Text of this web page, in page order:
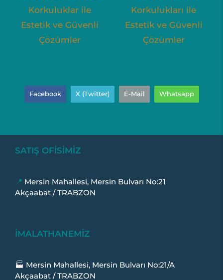
Korkuluklar ile
Estetik ve Güvenli
Çözümler
Korkulukları ile
Estetik ve Güvenli
Çözümler
Facebook X (Twitter) E-Mail Whatsapp
SATIŞ OFİSİMİZ
📍 Mersin Mahallesi, Mersin Bulvarı No:21
Akçaabat / TRABZON
İMALATHANEMİZ
🏭 Mersin Mahallesi, Mersin Bulvarı No:21/A
Akçaabat / TRABZON